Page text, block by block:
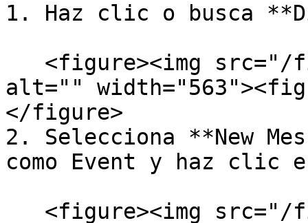
1. Haz clic o busca
alt=""
</figure>
2. Selecciona **New
como Event y haz clic